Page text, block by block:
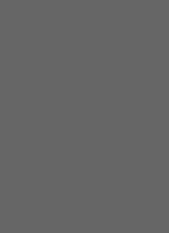
500 ans de